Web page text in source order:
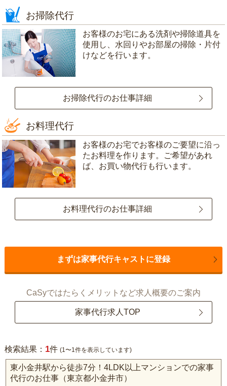
お掃除代行
お客様のお宅にある洗剤や掃除道具を
使用し、水回りやお部屋の掃除・片付
けなどを行います。
お掃除代行のお仕事詳細
お料理代行
お客様のお宅でお客様のご要望に沿っ
たお料理を作ります。ご希望があれ
ば、お買い物代行も行います。
お料理代行のお仕事詳細
まずは家事代行キャストに登録
CaSyではたらくメリットなど求人概要のご案内
家事代行求人TOP
検索結果： 1件 (1〜1件を表示しています)
東小金井駅から徒歩7分！4LDK以上マンションでの家事
代行のお仕事（東京都小金井市）